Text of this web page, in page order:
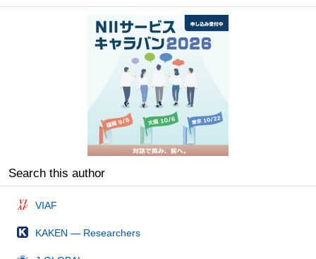
Search this author
VIAF
KAKEN — Researchers